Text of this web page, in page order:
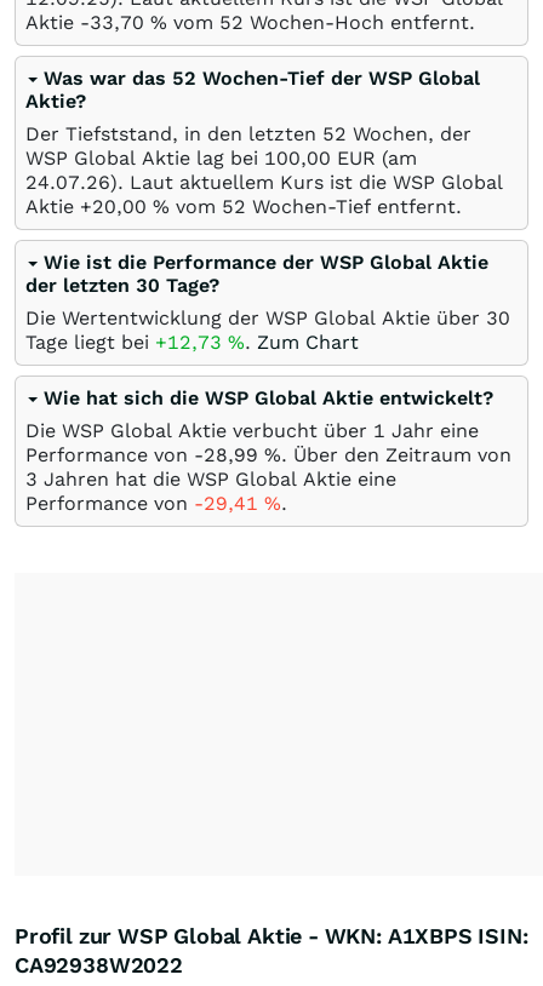
Aktie -33,70 % vom 52 Wochen-Hoch entfernt.
Was war das 52 Wochen-Tief der WSP Global
Aktie?
Der Tiefststand, in den letzten 52 Wochen, der
WSP Global Aktie lag bei 100,00 EUR (am
24.07.26). Laut aktuellem Kurs ist die WSP Global
Aktie +20,00 % vom 52 Wochen-Tief entfernt.
Wie ist die Performance der WSP Global Aktie
der letzten 30 Tage?
Die Wertentwicklung der WSP Global Aktie über 30
Tage liegt bei +12,73 %. Zum Chart
Wie hat sich die WSP Global Aktie entwickelt?
Die WSP Global Aktie verbucht über 1 Jahr eine
Performance von -28,99 %. Über den Zeitraum von
3 Jahren hat die WSP Global Aktie eine
Performance von -29,41 %.
Profil zur WSP Global Aktie - WKN: A1XBPS ISIN:
CA92938W2022